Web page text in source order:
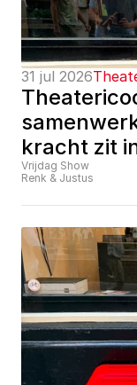
31 jul 2026
kracht zit
Vrijdag Show
Renk & Justus